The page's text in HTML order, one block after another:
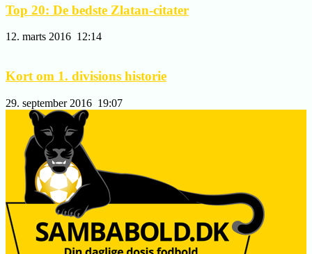
Top 20: De bedste Zlatan-citater
12. marts 2016 12:14
Kort om 1. divisions historie
29. september 2016 19:07